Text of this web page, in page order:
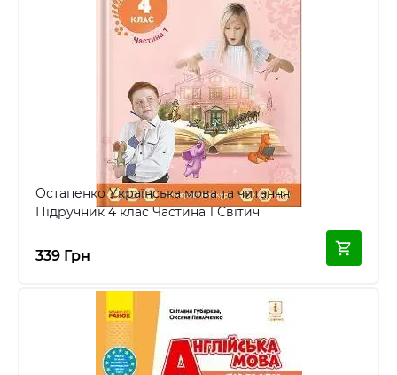
Остапенко Українська мова та читання
Підручник 4 клас Частина 1 Світич
339 Грн